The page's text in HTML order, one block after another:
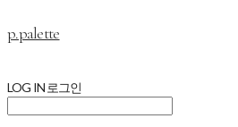
p.palette
LOG IN 로그인